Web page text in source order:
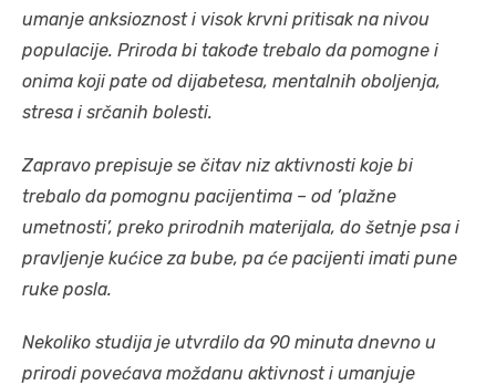
umanje anksioznost i visok krvni pritisak na nivou
populacije. Priroda bi takođe trebalo da pomogne i
onima koji pate od dijabetesa, mentalnih oboljenja,
stresa i srčanih bolesti.
Zapravo prepisuje se čitav niz aktivnosti koje bi
trebalo da pomognu pacijentima – od ’plažne
umetnosti’, preko prirodnih materijala, do šetnje psa i
pravljenje kućice za bube, pa će pacijenti imati pune
ruke posla.
Nekoliko studija je utvrdilo da 90 minuta dnevno u
prirodi povećava moždanu aktivnost i umanjuje